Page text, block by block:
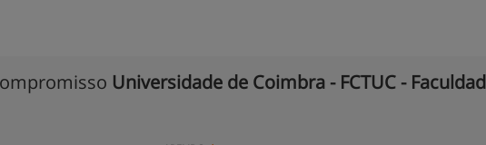
Universidade de Coimbra - FCTUC -